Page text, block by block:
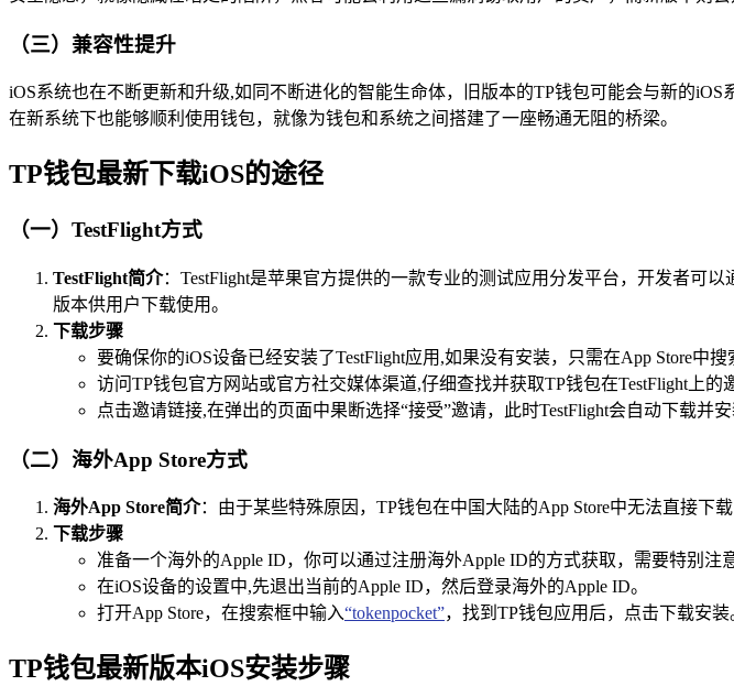
（三）兼容性提升
iOS系统也在不断更新和升级,如同不断进化的智能生命体，旧版本的TP钱包可能会与新的
在新系统下也能够顺利使用钱包，就像为钱包和系统之间搭建了一座畅通无阻的桥梁。
TP钱包最新下载iOS的途径
（一）TestFlight方式
TestFlight简介：TestFlight是苹果官方提供的一款专业的测试应用分发平台，开发者可
版本供用户下载使用。
下载步骤
要确保你的iOS设备已经安装了TestFlight应用,如果没有安装，只需在App Store中搜
访问TP钱包官方网站或官方社交媒体渠道,仔细查找并获取TP钱包在TestFlight上的
点击邀请链接,在弹出的页面中果断选择“接受”邀请，此时TestFlight会自动下载并安
（二）海外App Store方式
海外App Store简介：由于某些特殊原因，TP钱包在中国大陆的App Store中无法直接下
下载步骤
准备一个海外的Apple ID，你可以通过注册海外Apple ID的方式获取，需要特别注
在iOS设备的设置中,先退出当前的Apple ID，然后登录海外的Apple ID。
打开App Store，在搜索框中输入“tokenpocket”，找到TP钱包应用后，点击下载安装
TP钱包最新版本iOS安装步骤